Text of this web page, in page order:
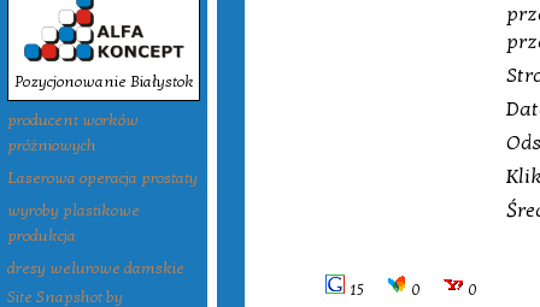
Pozycjonowanie Białystok
producent worków
próżniowych
Laserowa operacja prostaty
wyroby plastikowe
produkcja
dresy welurowe damskie
Site Snapshot by
15 0 0